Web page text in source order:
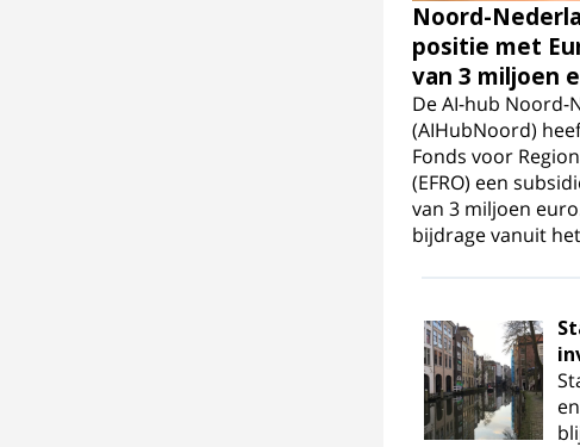
Noord-
positie met
van 3 miljoen
De AI-hub Noord-
(AIHubNoord)
Fonds voor
(EFRO) een
van 3 miljoen
bijdrage vanuit